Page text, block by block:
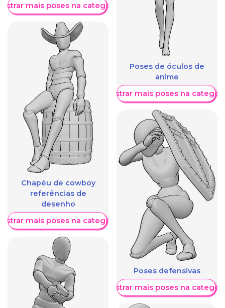
mais poses na categoria
Chapéu de cowboy
referências de
desenho
mais poses na categoria
Poses de óculos de
anime
Mostrar mais poses na
Poses defensivas
Mostrar mais poses na